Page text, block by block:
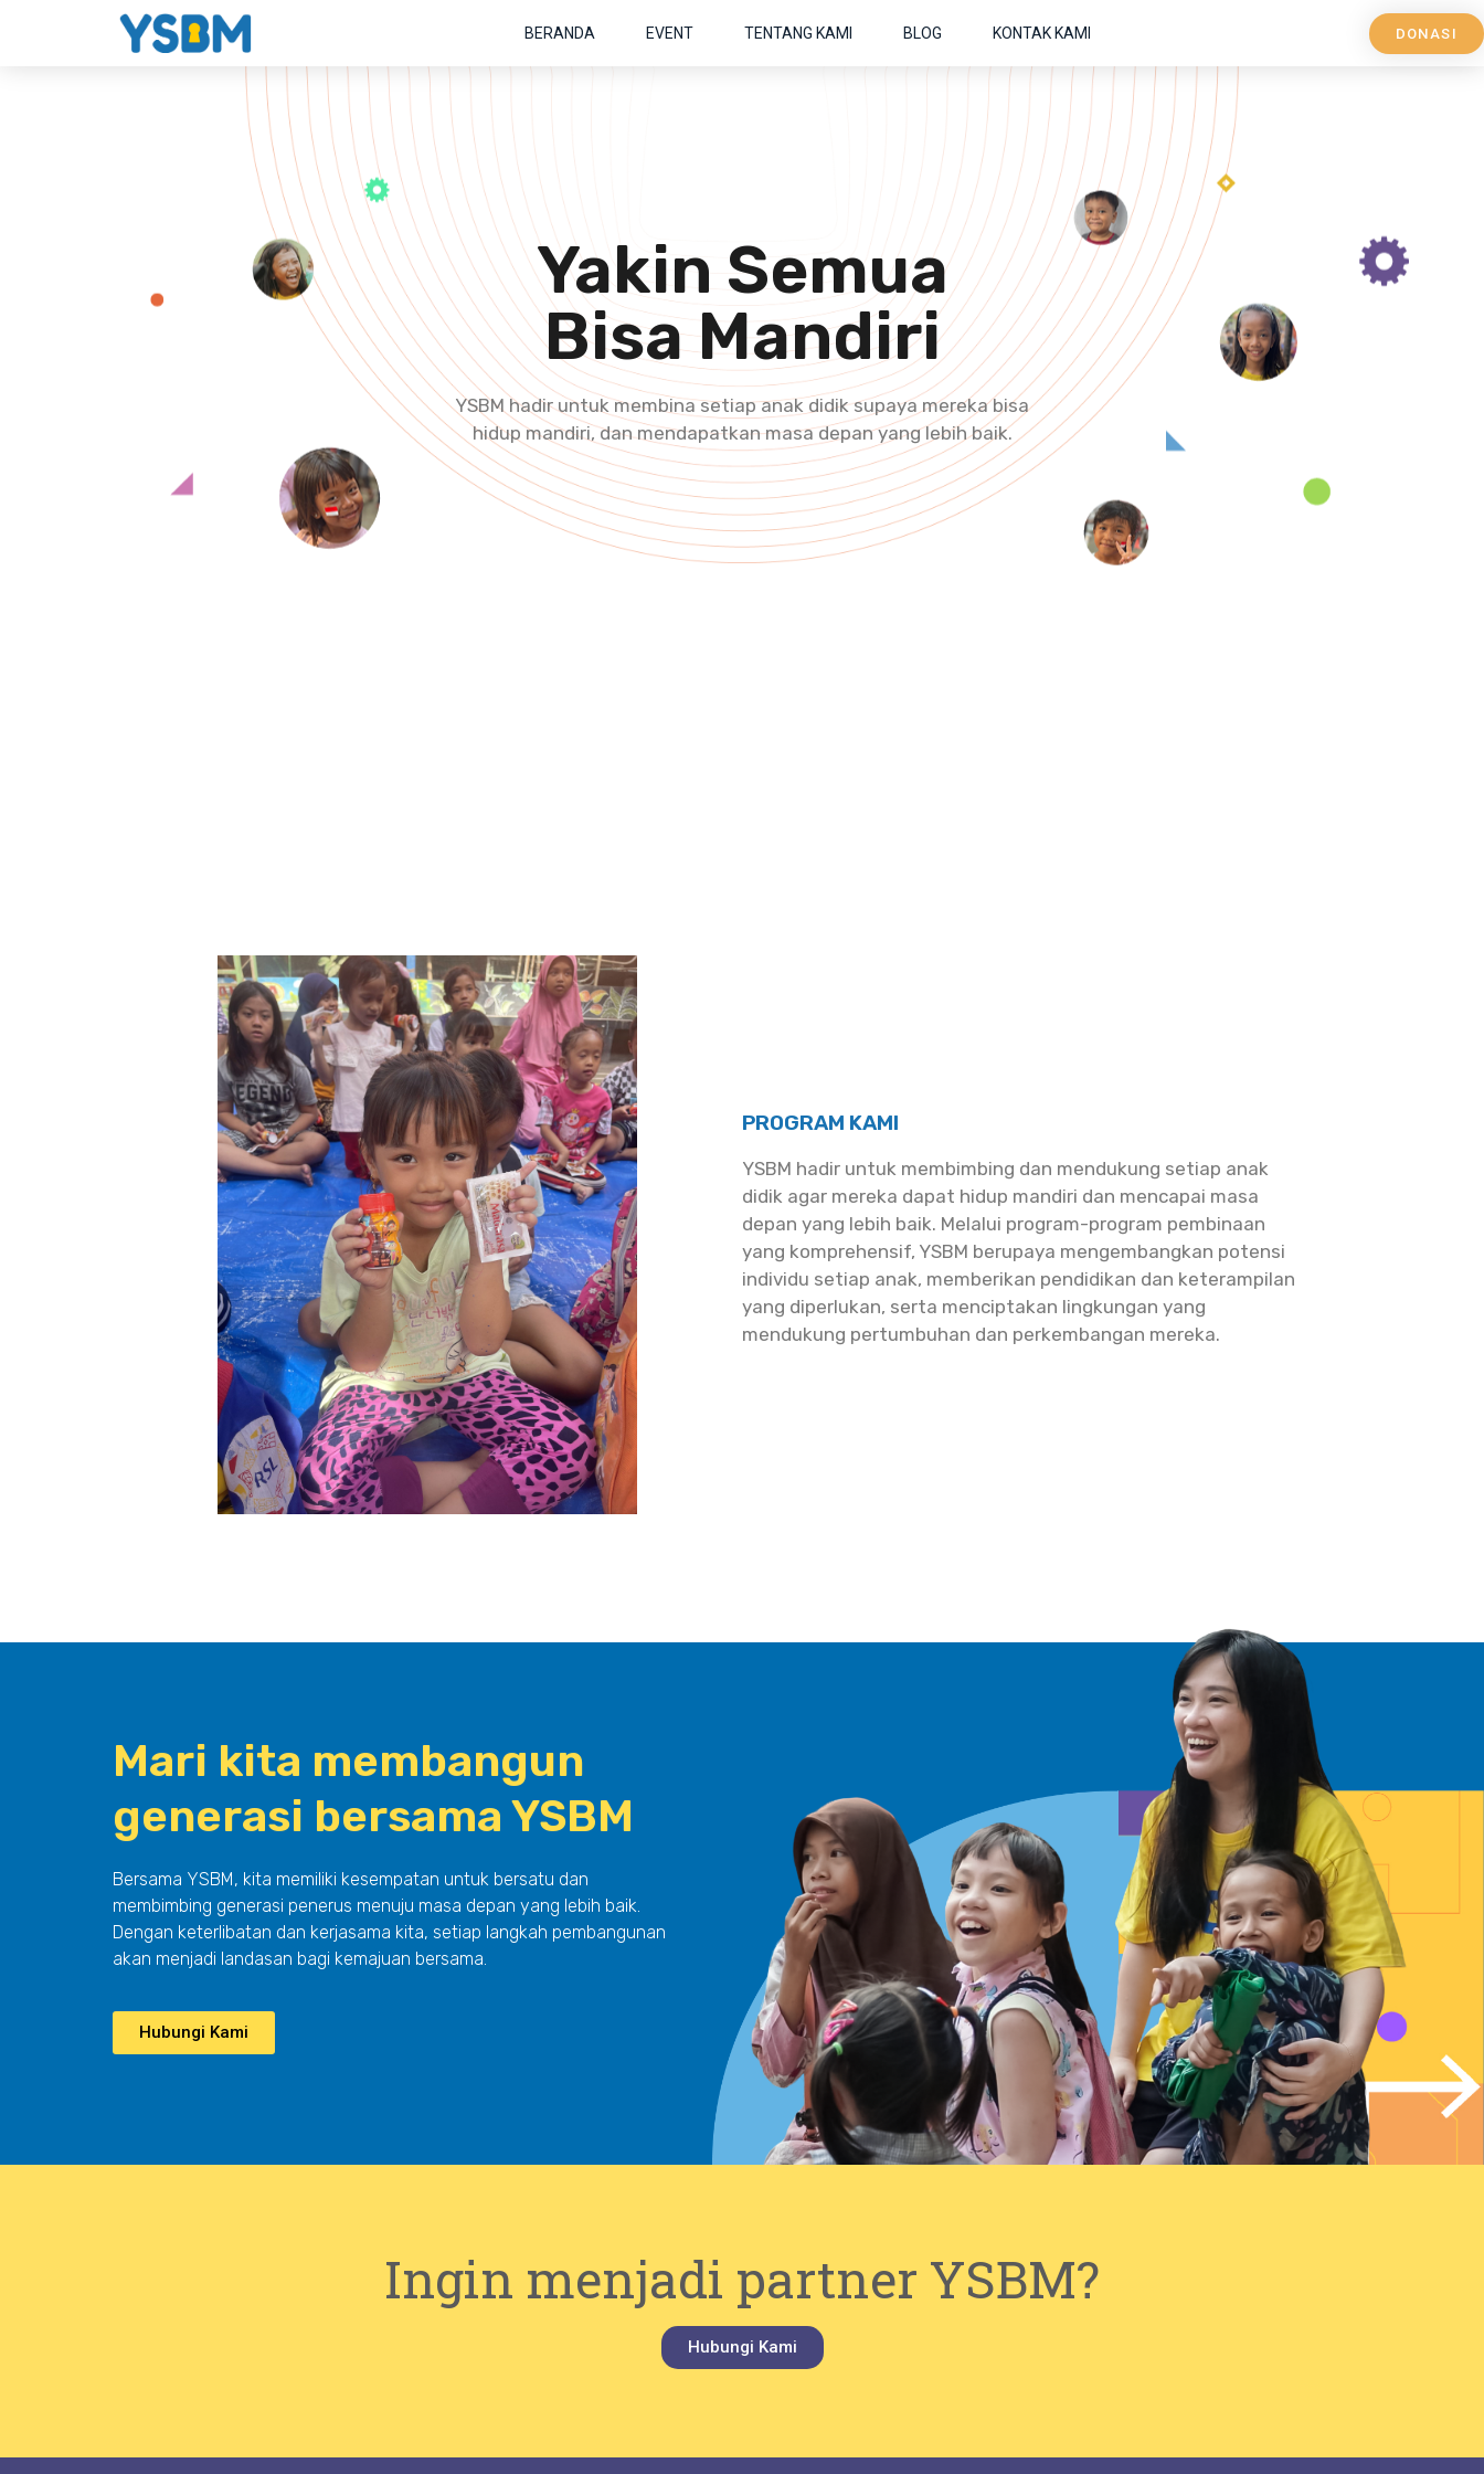
BERANDA EVENT TENTANG KAMI BLOG KONTAK KAMI DONASI
Yakin Semua
Bisa Mandiri
YSBM hadir untuk membina setiap anak didik supaya mereka bisa
hidup mandiri, dan mendapatkan masa depan yang lebih baik.
PROGRAM KAMI
YSBM hadir untuk membimbing dan mendukung setiap anak
didik agar mereka dapat hidup mandiri dan mencapai masa
depan yang lebih baik. Melalui program-program pembinaan
yang komprehensif, YSBM berupaya mengembangkan potensi
individu setiap anak, memberikan pendidikan dan keterampilan
yang diperlukan, serta menciptakan lingkungan yang
mendukung pertumbuhan dan perkembangan mereka.
Mari kita membangun
generasi bersama YSBM
Bersama YSBM, kita memiliki kesempatan untuk bersatu dan
membimbing generasi penerus menuju masa depan yang lebih baik.
Dengan keterlibatan dan kerjasama kita, setiap langkah pembangunan
akan menjadi landasan bagi kemajuan bersama.
Hubungi Kami
Ingin menjadi partner YSBM?
Hubungi Kami